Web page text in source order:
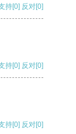
持[0] 反对[0]
持[0] 反对[0]
持[0] 反对[0]